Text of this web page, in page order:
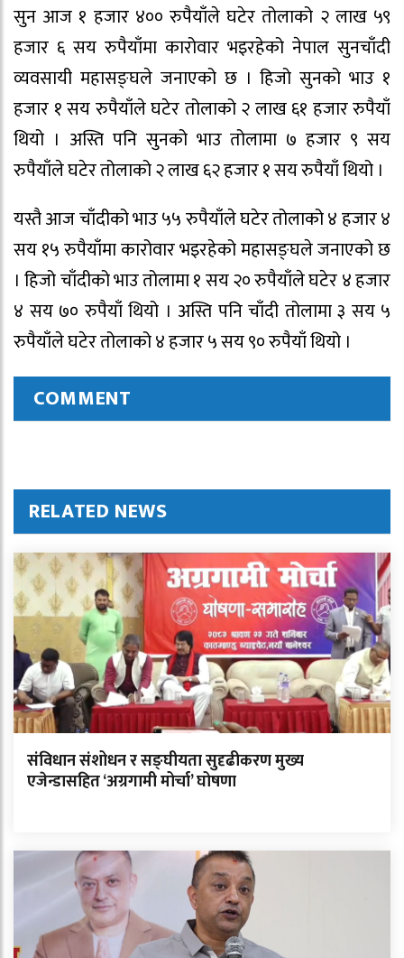
सुन आज १ हजार ४०० रुपैयाँले घटेर तोलाको २ लाख ५९
हजार ६ सय रुपैयाँमा कारोवार भइरहेको नेपाल सुनचाँदी
व्यवसायी महासङ्घले जनाएको छ । हिजो सुनको भाउ १
हजार १ सय रुपैयाँले घटेर तोलाको २ लाख ६१ हजार रुपैयाँ
थियो । अस्ति पनि सुनको भाउ तोलामा ७ हजार ९ सय
रुपैयाँले घटेर तोलाको २ लाख ६२ हजार १ सय रुपैयाँ थियो ।
यस्तै आज चाँदीको भाउ ५५ रुपैयाँले घटेर तोलाको ४ हजार ४
सय १५ रुपैयाँमा कारोवार भइरहेको महासङ्घले जनाएको छ
। हिजो चाँदीको भाउ तोलामा १ सय २० रुपैयाँले घटेर ४ हजार
४ सय ७० रुपैयाँ थियो । अस्ति पनि चाँदी तोलामा ३ सय ५
रुपैयाँले घटेर तोलाको ४ हजार ५ सय ९० रुपैयाँ थियो ।
COMMENT
RELATED NEWS
संविधान संशोधन र सङ्घीयता सुदृढीकरण मुख्य
एजेन्डासहित ‘अग्रगामी मोर्चा’ घोषणा